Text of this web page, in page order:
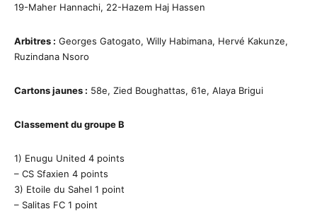
19-Maher Hannachi, 22-Hazem Haj Hassen
Arbitres : Georges Gatogato, Willy Habimana, Hervé Kakunze,
Ruzindana Nsoro
Cartons jaunes : 58e, Zied Boughattas, 61e, Alaya Brigui
Classement du groupe B
1) Enugu United 4 points
– CS Sfaxien 4 points
3) Etoile du Sahel 1 point
– Salitas FC 1 point